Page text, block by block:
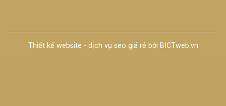
Thiết kế website - dịch vụ seo giá rẻ bởi BICTweb.vn